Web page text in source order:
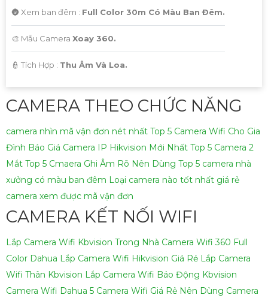
🌚 Xem ban đêm : Full Color 30m Có Màu Ban Ðêm.
🎨 Mẫu Camera Xoay 360.
️👮 Tích Hợp : Thu Âm Và Loa.
CAMERA THEO CHỨC NĂNG
camera nhìn mã vận đơn nét nhất Top 5 Camera Wifi Cho Gia
Đình Báo Giá Camera IP Hikvision Mới Nhất Top 5 Camera 2
Mắt Top 5 Cmaera Ghi Âm Rõ Nên Dùng Top 5 camera nhà
xưởng có màu ban đêm Loại camera nào tốt nhất giá rẻ
camera xem được mã vận đơn
CAMERA KẾT NỐI WIFI
Lắp Camera Wifi Kbvision Trong Nhà Camera Wifi 360 Full
Color Dahua Lắp Camera Wifi Hikvision Giá Rẻ Lắp Camera
Wifi Thân Kbvision Lắp Camera Wifi Báo Động Kbvision
Camera Wifi Dahua 5 Camera Wifi Giá Rẻ Nên Dùng Camera